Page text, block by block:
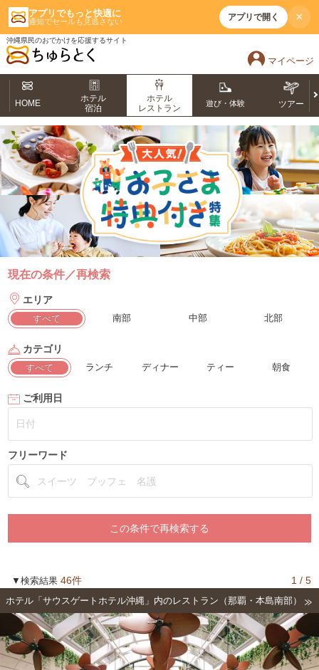
アプリでもっと快適に
通知でセールも見逃さない アプリで開く ×
沖縄県民のおでかけを応援するサイト
マイページ
HOME
ホテル
宿泊
ホテル
レストラン
遊び・体験 ツアー
現在の条件／再検索
エリア
すべて 南部 中部 北部
カテゴリ
すべて ランチ ディナー ティー 朝食
ご利用日
フリーワード
▼検索結果 46件 1 / 5
ホテル「サウスゲートホテル沖縄」内のレストラン（那覇・本島南部）